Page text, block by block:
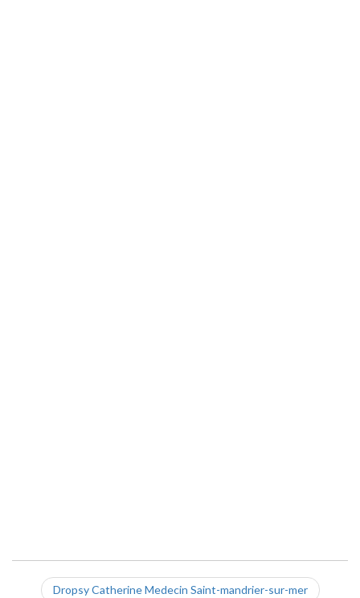
Dropsy Catherine Medecin Saint-mandrier-sur-mer